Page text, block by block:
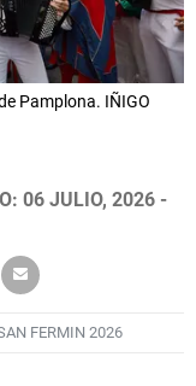
Pamplona. IÑIGO
06 JULIO, 2026 -
FERMIN 2026